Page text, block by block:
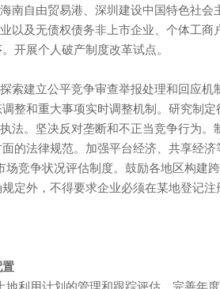
由贸易港、深圳建设中国特色社会主义
业以及无债权债务非上市企业、个
开展个人破产制度改革试点。
索建立公平竞争审查举报处理和回应
态调整和重大事项实时调整机制。研
法。坚决反对垄断和不正当竞争行为。
法律规范。加强平台经济、共
场竞争状况评估制度。鼓励各地区构
外，不得要求企业必须在某地登记注
置